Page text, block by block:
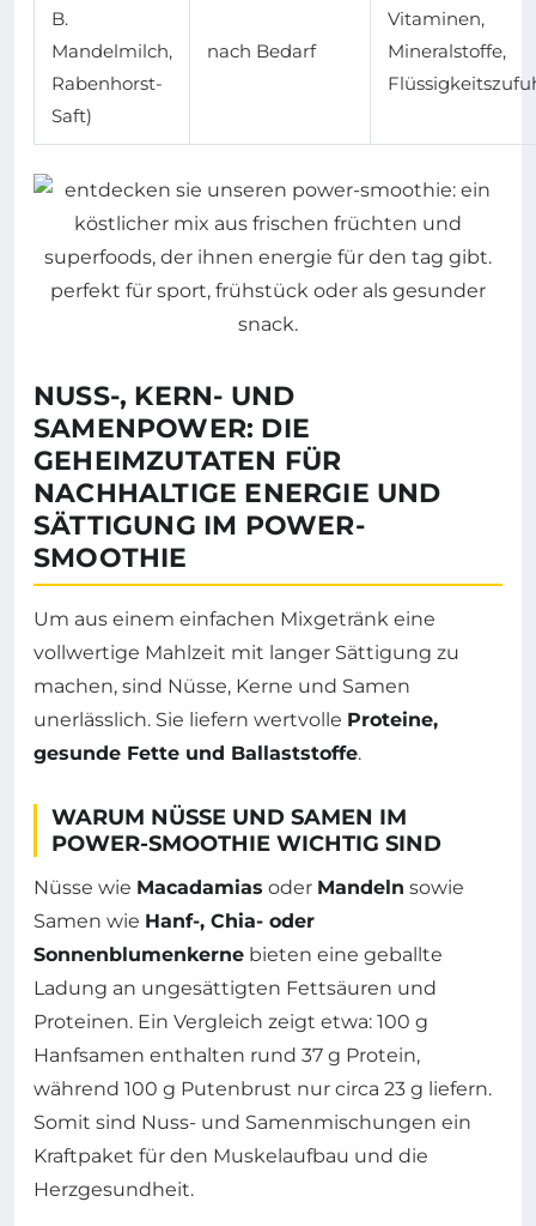
B.
Mandelmilch,
Rabenhorst-
Saft)
nach Bedarf
Vitaminen,
Mineralstoffe,
NUSS-, KERN- UND
SAMENPOWER: DIE
GEHEIMZUTATEN FÜR
NACHHALTIGE ENERGIE UND
SÄTTIGUNG IM POWER-
SMOOTHIE
Um aus einem einfachen Mixgetränk eine
vollwertige Mahlzeit mit langer Sättigung zu
machen, sind Nüsse, Kerne und Samen
unerlässlich. Sie liefern wertvolle Proteine,
gesunde Fette und Ballaststoffe.
WARUM NÜSSE UND SAMEN IM
POWER-SMOOTHIE WICHTIG SIND
Nüsse wie Macadamias oder Mandeln sowie
Samen wie Hanf-, Chia- oder
Sonnenblumenkerne bieten eine geballte
Ladung an ungesättigten Fettsäuren und
Proteinen. Ein Vergleich zeigt etwa: 100 g
Hanfsamen enthalten rund 37 g Protein,
während 100 g Putenbrust nur circa 23 g liefern.
Somit sind Nuss- und Samenmischungen ein
Kraftpaket für den Muskelaufbau und die
Herzgesundheit.